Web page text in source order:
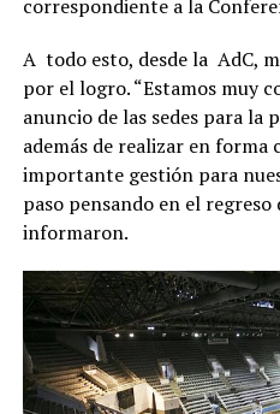
correspondiente a la
A todo esto, desde la AdC,
por el logro. “Estamos muy
anuncio de las sedes para la
además de realizar en forma
importante gestión para
paso pensando en el
informaron.